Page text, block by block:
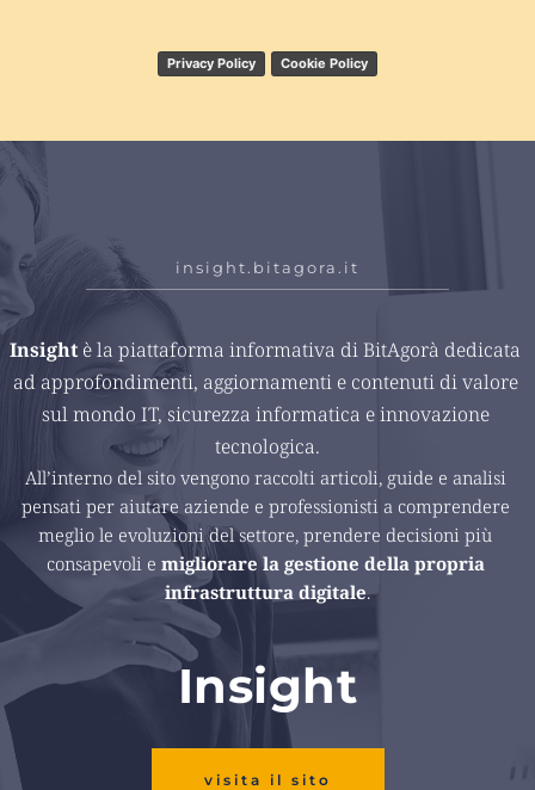
Privacy Policy Cookie Policy
insight.bitagora.it
Insight è la piattaforma informativa di BitAgorà dedicata
ad approfondimenti, aggiornamenti e contenuti di valore
sul mondo IT, sicurezza informatica e innovazione
tecnologica.
All’interno del sito vengono raccolti articoli, guide e analisi
pensati per aiutare aziende e professionisti a comprendere
meglio le evoluzioni del settore, prendere decisioni più
consapevoli e migliorare la gestione della propria
infrastruttura digitale.
Insight
visita il sito